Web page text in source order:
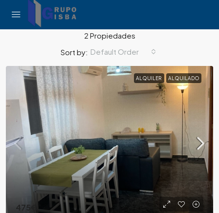
2 Propiedades
Sort by: Default Order
ALQUILER ALQUILADO
475€